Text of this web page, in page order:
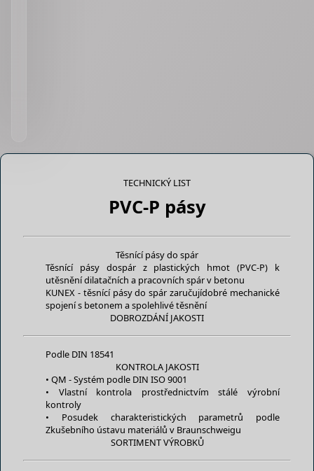
TECHNICKÝ LIST
PVC-P pásy
Těsnící pásy do spár
Těsnící pásy dospár z plastických hmot (PVC-P) k
utěsnění dilatačních a pracovních spár v betonu
KUNEX - těsnící pásy do spár zaručujídobré mechanické
spojení s betonem a spolehlivé těsnění
DOBROZDÁNÍ JAKOSTI
Podle DIN 18541
KONTROLA JAKOSTI
• QM - Systém podle DIN ISO 9001
• Vlastní kontrola prostřednictvím stálé výrobní
kontroly
• Posudek charakteristických parametrů podle
Zkušebního ústavu materiálů v Braunschweigu
SORTIMENT VÝROBKŮ